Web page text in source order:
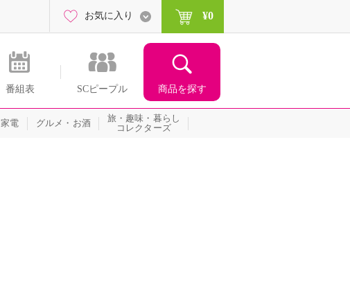
番組表 SCピープル 商品を探す
お気に入り ¥0
家電 グルメ・お酒
旅・趣味・暮らし
コレクターズ